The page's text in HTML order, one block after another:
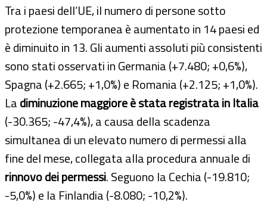
Tra i paesi dell’UE, il numero di persone sotto
protezione temporanea è aumentato in 14 paesi ed
è diminuito in 13. Gli aumenti assoluti più consistenti
sono stati osservati inGermania(+7.480; +0,6%),
Spagna(+2.665; +1,0%) e Romania(+2.125; +1,0%).
Ladiminuzione maggiore è stata registrata inItalia
(-30.365; -47,4%), a causa della scadenza
simultanea di un elevato numero di permessi alla
fine del mese, collegata alla procedura annuale di
rinnovo dei permessi. Seguono laCechia(-19.810;
-5,0%) e la Finlandia(-8.080; -10,2%).